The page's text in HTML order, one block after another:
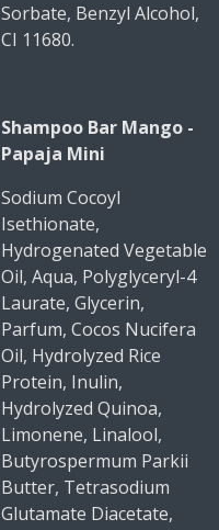
Sorbate, Benzyl Alcohol,
CI 11680.
Shampoo Bar Mango -
Papaja Mini
Sodium Cocoyl
Isethionate,
Hydrogenated Vegetable
Oil, Aqua, Polyglyceryl-4
Laurate, Glycerin,
Parfum, Cocos Nucifera
Oil, Hydrolyzed Rice
Protein, Inulin,
Hydrolyzed Quinoa,
Limonene, Linalool,
Butyrospermum Parkii
Butter, Tetrasodium
Glutamate Diacetate,